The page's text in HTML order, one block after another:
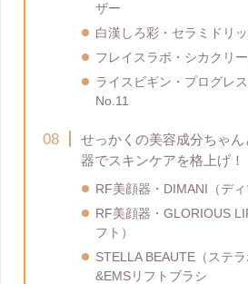
ザー
白漢しろ彩・セラミドリ
フレイスラボ・シカクリ
ライスビギン・プログレ
No.11
せっかくの美容成分ちゃ
器でスキンケアを格上げ！
RF美顔器・DIMANI（ディ
RF美顔器・GLORIOUS
フト）
STELLA BEAUTE（ステ
&EMSリフトブラシ